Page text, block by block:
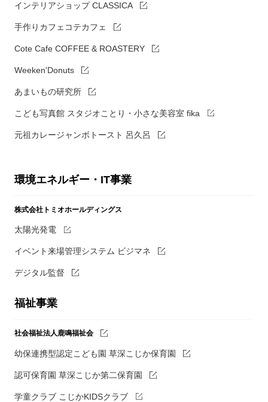
インテリアショップ CLASSICA
手作りカフェコテカフェ
Cote Cafe COFFEE & ROASTERY
Weeken'Donuts
あまいもの研究所
こども写真館 スタジオことり・小さな美容室 fika
元祖カレージャンボトースト 呂久呂
環境エネルギー・IT事業
株式会社トミオホールディングス
太陽光発電
イベント来場管理システム ビジマネ
デジタル監督
福祉事業
社会福祉法人鹿鳴福祉会
幼保連携型認定こども園 草深こじか保育園
認可保育園 草深こじか第二保育園
学童クラブ こじかKIDSクラブ